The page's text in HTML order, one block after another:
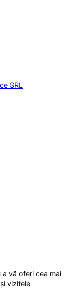
SRL
vă oferi cea mai
vizitele